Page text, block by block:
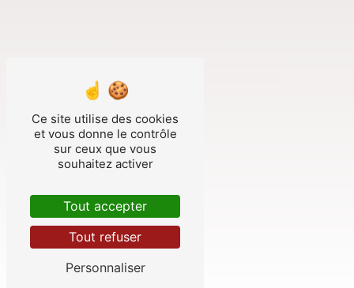
Ce site utilise des cookies
et vous donne le contrôle
sur ceux que vous
souhaitez activer
Tout accepter
Tout refuser
Personnaliser